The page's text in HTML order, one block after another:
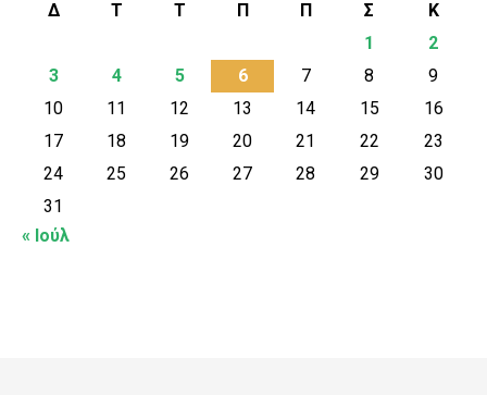
Δ Τ Τ Π Π Σ
Κ
1
2
3
4 5 6 7 8
9
10
11 12 13 14 15
16
17
18 19 20 21 22
23
24
25 26 27 28 29
30
31
« Ιούλ